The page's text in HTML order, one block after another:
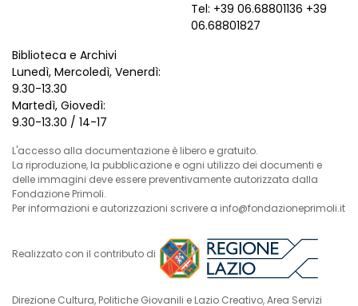
Tel: +39 06.68801136 +39
06.68801827
Biblioteca e Archivi
Lunedì, Mercoledì, Venerdì:
9.30-13.30
Martedì, Giovedì:
9.30-13.30 / 14-17
L'accesso alla documentazione è libero e gratuito.
La riproduzione, la pubblicazione e ogni utilizzo dei documenti e
delle immagini deve essere preventivamente autorizzata dalla
Fondazione Primoli.
Per informazioni e autorizzazioni scrivere a info@fondazioneprimoli.it
Realizzato con il contributo di
Direzione Cultura, Politiche Giovanili e Lazio Creativo, Area Servizi